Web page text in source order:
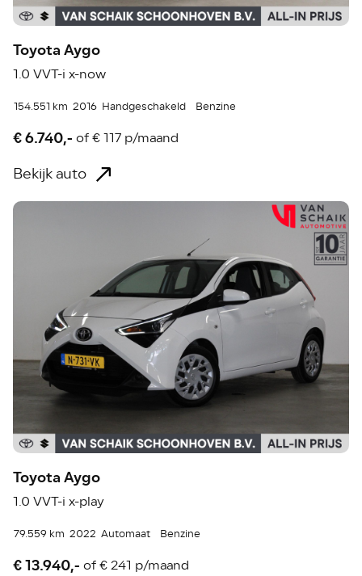
Toyota Aygo
1.0 VVT-i x-now
154.551 km 2016 Handgeschakeld Benzine
€ 6.740,- of€ 117 p/maand
Bekijk auto
Toyota Aygo
1.0 VVT-i x-play
79.559 km 2022 Automaat Benzine
€ 13.940,- of€ 241 p/maand